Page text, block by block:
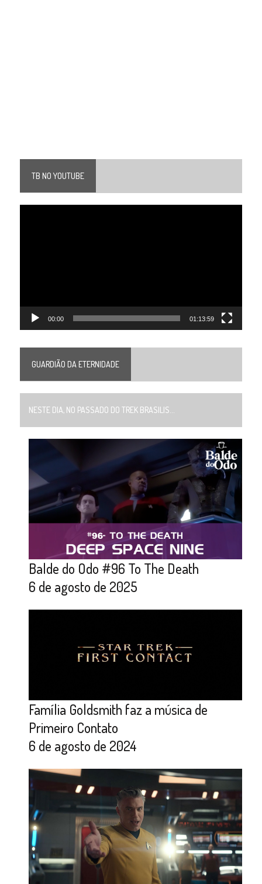
TB NO YOUTUBE
00:00 01:13:59
GUARDIÃO DA ETERNIDADE
NESTE DIA, NO PASSADO DO TREK BRASILIS...
Balde do Odo #96 To The Death
6 de agosto de 2025
Família Goldsmith faz a música de
Primeiro Contato
6 de agosto de 2024